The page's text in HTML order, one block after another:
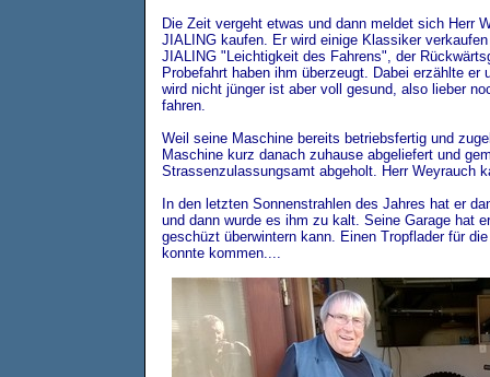
Die Zeit vergeht etwas und dann meldet sich Herr
JIALING kaufen. Er wird einige Klassiker
JIALING "Leichtigkeit des Fahrens", der
Probefahrt haben ihm überzeugt. Dabei erzählte
wird nicht jünger ist aber voll gesund, also lieber
fahren.
Weil seine Maschine bereits betriebsfertig und
Maschine kurz danach zuhause abgeliefert und
Strassenzulassungsamt abgeholt. Herr Weyrauch
In den letzten Sonnenstrahlen des Jahres hat er
und dann wurde es ihm zu kalt. Seine Garage hat
geschüzt überwintern kann. Einen Tropflader für
konnte kommen....